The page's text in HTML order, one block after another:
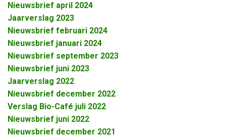
Nieuwsbrief april 2024
Jaarverslag 2023
Nieuwsbrief februari 2024
Nieuwsbrief januari 2024
Nieuwsbrief september 2023
Nieuwsbrief juni 2023
Jaarverslag 2022
Nieuwsbrief december 2022
Verslag Bio-Café juli 2022
Nieuwsbrief juni 2022
Nieuwsbrief december 2021